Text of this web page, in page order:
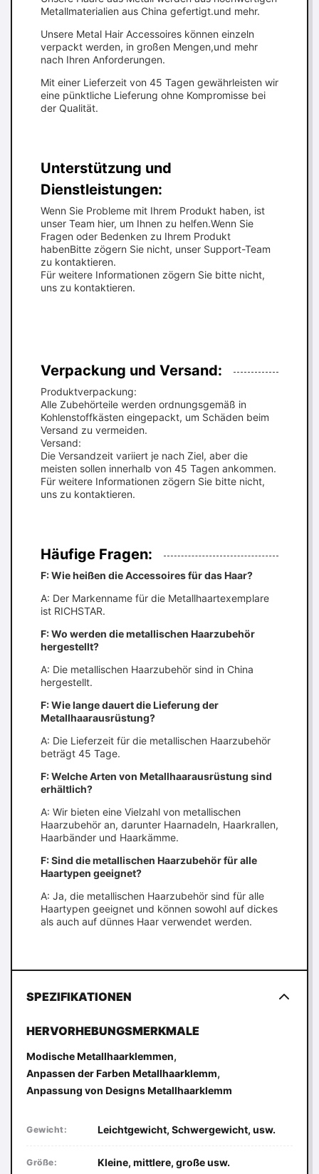
Metallmaterialien aus China gefertigt.und mehr.
Unsere Metal Hair Accessoires können einzeln
verpackt werden, in großen Mengen,und mehr
nach Ihren Anforderungen.
Mit einer Lieferzeit von 45 Tagen gewährleisten wir
eine pünktliche Lieferung ohne Kompromisse bei
der Qualität.
Unterstützung und
Dienstleistungen:
Wenn Sie Probleme mit Ihrem Produkt haben, ist
unser Team hier, um Ihnen zu helfen.Wenn Sie
Fragen oder Bedenken zu Ihrem Produkt
habenBitte zögern Sie nicht, unser Support-Team
zu kontaktieren.
Für weitere Informationen zögern Sie bitte nicht,
uns zu kontaktieren.
Verpackung und Versand:
Produktverpackung:
Alle Zubehörteile werden ordnungsgemäß in
Kohlenstoffkästen eingepackt, um Schäden beim
Versand zu vermeiden.
Versand:
Die Versandzeit variiert je nach Ziel, aber die
meisten sollen innerhalb von 45 Tagen ankommen.
Für weitere Informationen zögern Sie bitte nicht,
uns zu kontaktieren.
Häufige Fragen:
F: Wie heißen die Accessoires für das Haar?
A: Der Markenname für die Metallhaartexemplare
ist RICHSTAR.
F: Wo werden die metallischen Haarzubehör
hergestellt?
A: Die metallischen Haarzubehör sind in China
hergestellt.
F: Wie lange dauert die Lieferung der
Metallhaarausrüstung?
A: Die Lieferzeit für die metallischen Haarzubehör
beträgt 45 Tage.
F: Welche Arten von Metallhaarausrüstung sind
erhältlich?
A: Wir bieten eine Vielzahl von metallischen
Haarzubehör an, darunter Haarnadeln, Haarkrallen,
Haarbänder und Haarkämme.
F: Sind die metallischen Haarzubehör für alle
Haartypen geeignet?
A: Ja, die metallischen Haarzubehör sind für alle
Haartypen geeignet und können sowohl auf dickes
als auch auf dünnes Haar verwendet werden.
SPEZIFIKATIONEN
HERVORHEBUNGSMERKMALE
Modische Metallhaarklemmen,
Anpassen der Farben Metallhaarklemm,
Anpassung von Designs Metallhaarklemm
Gewicht: Leichtgewicht, Schwergewicht, usw.
Größe: Kleine, mittlere, große usw.